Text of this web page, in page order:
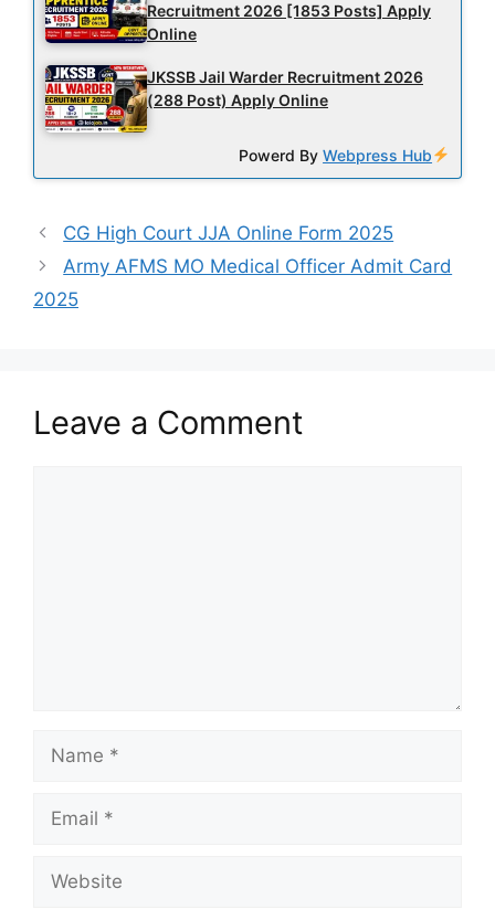
Recruitment 2026 [1853 Posts] Apply
Online
JKSSB Jail Warder Recruitment 2026
(288 Post) Apply Online
Powerd ByWebpress Hub
CG High Court JJA Online Form 2025
Army AFMS MO Medical Officer Admit Card
2025
Leave a Comment